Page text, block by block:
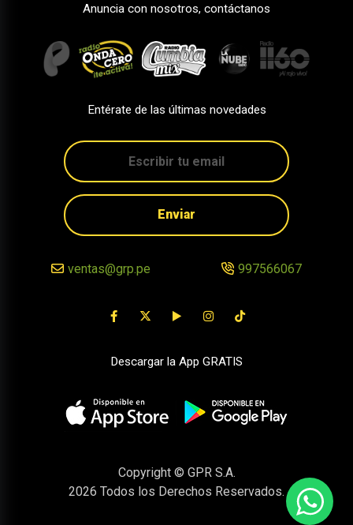
Anuncia con nosotros, contáctanos
Entérate de las últimas novedades
Enviar
ventas@grp.pe 997566067
Descargar la App GRATIS
Copyright © GPR S.A.
2026 Todos los Derechos Reservados.